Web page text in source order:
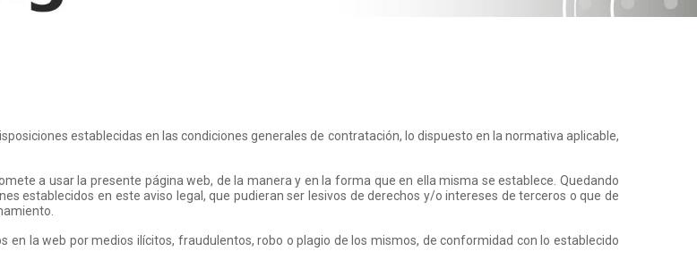
establecidas en las condiciones generales de contratación, lo dispuesto en la normativa aplicable,
a usar la presente página web, de la manera y en la forma que en ella misma se establece. Quedando
establecidos en este aviso legal, que pudieran ser lesivos de derechos y/o intereses de terceros o que de
la web por medios ilícitos, fraudulentos, robo o plagio de los mismos, de conformidad con lo establecido